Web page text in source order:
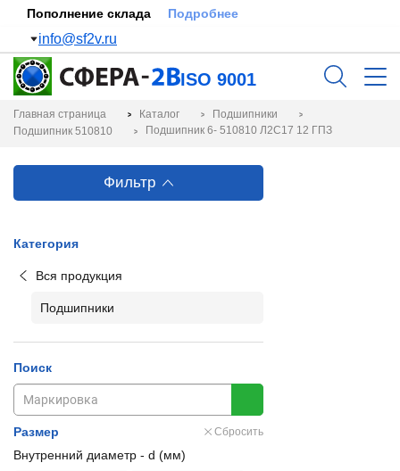
Пополнение склада Подробнее
info@sf2v.ru
ISO 9001
Главная страница Каталог
Подшипники
Подшипник 510810
Подшипник 6- 510810 Л2С17 12 ГПЗ
Фильтр
Категория
Вся продукция
Подшипники
Поиск
Размер Сбросить
Внутренний диаметр - d (мм)